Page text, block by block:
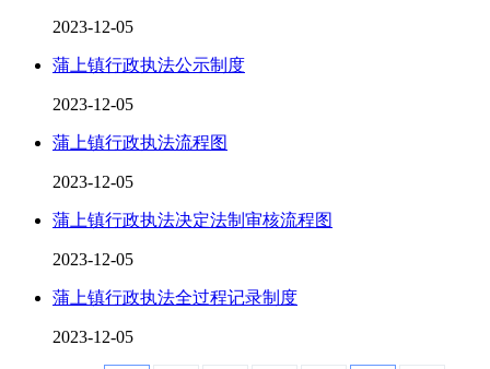
2023-12-05
蒲上镇行政执法公示制度
2023-12-05
蒲上镇行政执法流程图
2023-12-05
蒲上镇行政执法决定法制审核流程图
2023-12-05
蒲上镇行政执法全过程记录制度
2023-12-05